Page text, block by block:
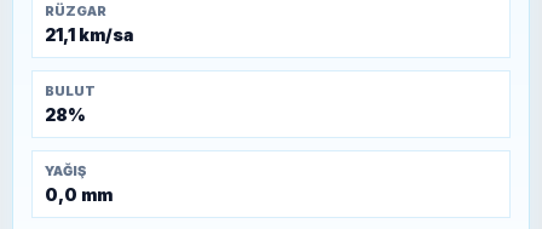
RÜZGAR
21,1 km/sa
BULUT
28%
YAĞIŞ
0,0 mm